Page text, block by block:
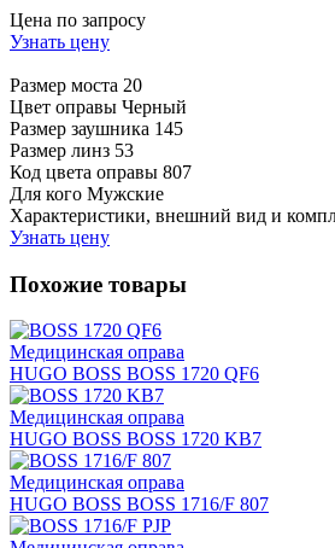
Цена по запросу
Узнать цену
Размер моста 20
Цвет оправы Черный
Размер заушника 145
Размер линз 53
Код цвета оправы 807
Для кого Мужские
Характеристики, внешний вид и
Узнать цену
Похожие товары
Медицинская оправа
HUGO BOSS BOSS 1720 QF6
Медицинская оправа
HUGO BOSS BOSS 1720 KB7
Медицинская оправа
HUGO BOSS BOSS 1716/F 807